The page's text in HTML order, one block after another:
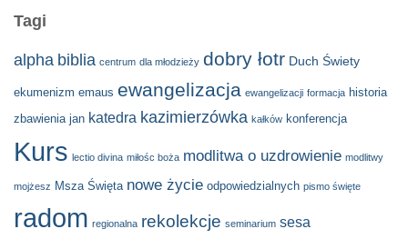
Tagi
alpha biblia centrum dla młodzieży dobry łotr Duch Świety
ekumenizm emaus ewangelizacja ewangelizacji formacja historia
zbawienia jan katedra kazimierzówka kałków konferencja
Kurs lectio divina miłośc boża modlitwa o uzdrowienie modlitwy
mojżesz Msza Święta nowe życie odpowiedzialnych pismo święte
radom regionalna rekolekcje seminarium sesa